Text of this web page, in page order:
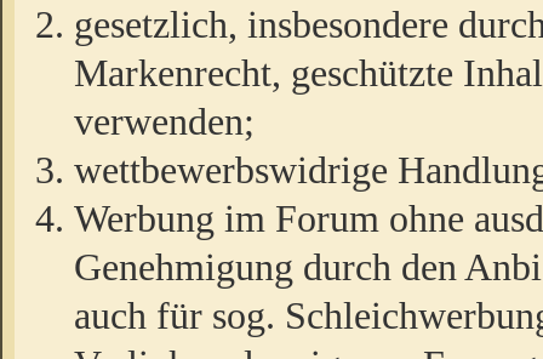
gesetzlich, insbesondere
Markenrecht, geschützte
verwenden;
wettbewerbswidrige
Werbung im Forum ohne
Genehmigung durch den
auch für sog.